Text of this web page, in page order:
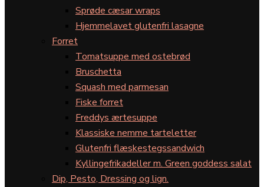
Sprøde cæsar wraps
Hjemmelavet glutenfri lasagne
Forret
Tomatsuppe med ostebrød
Bruschetta
Squash med parmesan
Fiske forret
Freddys ærtesuppe
Klassiske nemme tarteletter
Glutenfri flæskestegssandwich
Kyllingefrikadeller m. Green goddess salat
Dip, Pesto, Dressing og lign.